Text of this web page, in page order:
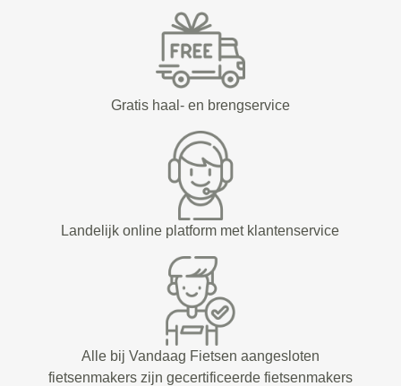
Gratis haal- en brengservice
Landelijk online platform met klantenservice
Alle bij Vandaag Fietsen aangesloten
fietsenmakers zijn gecertificeerde fietsenmakers